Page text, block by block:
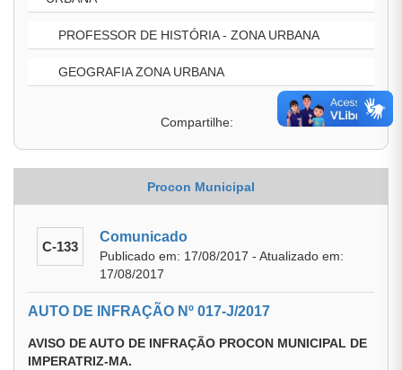
PROFESSOR DE HISTÓRIA - ZONA URBANA
GEOGRAFIA ZONA URBANA
Compartilhe:
Procon Municipal
C-133
Comunicado
Publicado em: 17/08/2017 - Atualizado em:
17/08/2017
AUTO DE INFRAÇÃO Nº 017-J/2017
AVISO DE AUTO DE INFRAÇÃO PROCON MUNICIPAL DE
IMPERATRIZ-MA.